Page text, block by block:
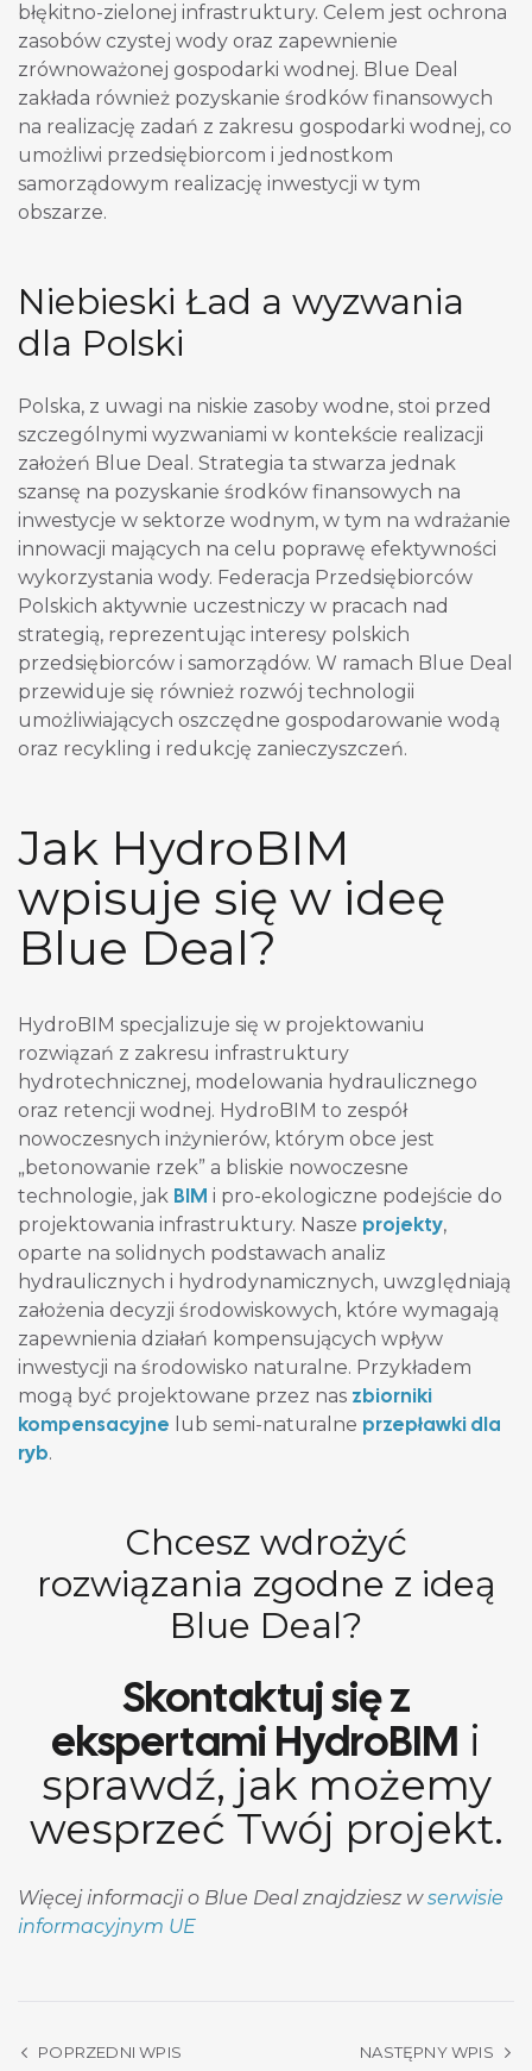
błękitno-zielonej infrastruktury. Celem jest ochrona
zasobów czystej wody oraz zapewnienie
zrównoważonej gospodarki wodnej. Blue Deal
zakłada również pozyskanie środków finansowych
na realizację zadań z zakresu gospodarki wodnej, co
umożliwi przedsiębiorcom i jednostkom
samorządowym realizację inwestycji w tym
obszarze.
Niebieski Ład a wyzwania
dla Polski
Polska, z uwagi na niskie zasoby wodne, stoi przed
szczególnymi wyzwaniami w kontekście realizacji
założeń Blue Deal. Strategia ta stwarza jednak
szansę na pozyskanie środków finansowych na
inwestycje w sektorze wodnym, w tym na wdrażanie
innowacji mających na celu poprawę efektywności
wykorzystania wody. Federacja Przedsiębiorców
Polskich aktywnie uczestniczy w pracach nad
strategią, reprezentując interesy polskich
przedsiębiorców i samorządów. W ramach Blue Deal
przewiduje się również rozwój technologii
umożliwiających oszczędne gospodarowanie wodą
oraz recykling i redukcję zanieczyszczeń.
Jak HydroBIM
wpisuje się w ideę
Blue Deal?
HydroBIM specjalizuje się w projektowaniu
rozwiązań z zakresu infrastruktury
hydrotechnicznej, modelowania hydraulicznego
oraz retencji wodnej. HydroBIM to zespół
nowoczesnych inżynierów, którym obce jest
„betonowanie rzek” a bliskie nowoczesne
technologie, jak BIM i pro-ekologiczne podejście do
projektowania infrastruktury. Nasze projekty,
oparte na solidnych podstawach analiz
hydraulicznych i hydrodynamicznych, uwzględniają
założenia decyzji środowiskowych, które wymagają
zapewnienia działań kompensujących wpływ
inwestycji na środowisko naturalne. Przykładem
mogą być projektowane przez nas zbiorniki
kompensacyjne lub semi-naturalne przepławki dla
ryb.
Chcesz wdrożyć
rozwiązania zgodne z ideą
Blue Deal?
Skontaktuj się z
ekspertami HydroBIM i
sprawdź, jak możemy
wesprzeć Twój projekt.
Więcej informacji o Blue Deal znajdziesz wserwisie
informacyjnym UE
POPRZEDNI WPIS NASTĘPNY WPIS